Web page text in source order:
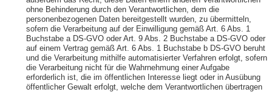
ohne Behinderung durch den Verantwortlichen, dem die
personenbezogenen Daten bereitgestellt wurden, zu übermitteln,
sofern die Verarbeitung auf der Einwilligung gemäß Art. 6 Abs. 1
Buchstabe a DS-GVO oder Art. 9 Abs. 2 Buchstabe a DS-GVO oder
auf einem Vertrag gemäß Art. 6 Abs. 1 Buchstabe b DS-GVO beruht
und die Verarbeitung mithilfe automatisierter Verfahren erfolgt, sofern
die Verarbeitung nicht für die Wahrnehmung einer Aufgabe
erforderlich ist, die im öffentlichen Interesse liegt oder in Ausübung
öffentlicher Gewalt erfolgt, welche dem Verantwortlichen übertragen